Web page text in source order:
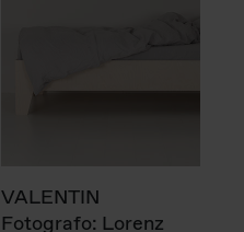
VALENTIN
Fotografo: Lorenz